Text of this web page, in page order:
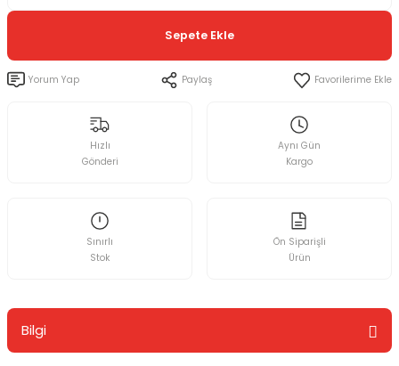
Sepete Ekle
Yorum Yap Paylaş
Hızlı
Gönderi
Aynı Gün
Kargo
Sınırlı
Stok
Ön Siparişli
Ürün
Bilgi